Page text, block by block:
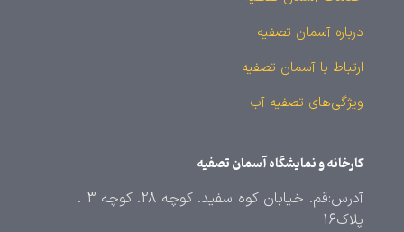
درباره آسمان تصفیه
ارتباط با آسمان تصفیه
ویژگی‌های تصفیه آب
کارخانه و نمایشگاه آسمان تصفیه
آدرس:قم. خیابان کوه سفید. کوچه 28. کوچه 3 .
پلاک16